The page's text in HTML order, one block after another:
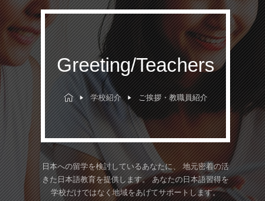
Greeting/Teachers
学校紹介 ご挨拶・教職員紹介
日本への留学を検討しているあなたに、地元密着の活
きた日本語教育を提供します。あなたの日本語習得を
学校だけではなく地域をあげてサポートします。